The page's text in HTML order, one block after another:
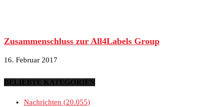
Zusammenschluss zur All4Labels Group
16. Februar 2017
BELIEBTE KATEGORIEN
Nachrichten
20.055